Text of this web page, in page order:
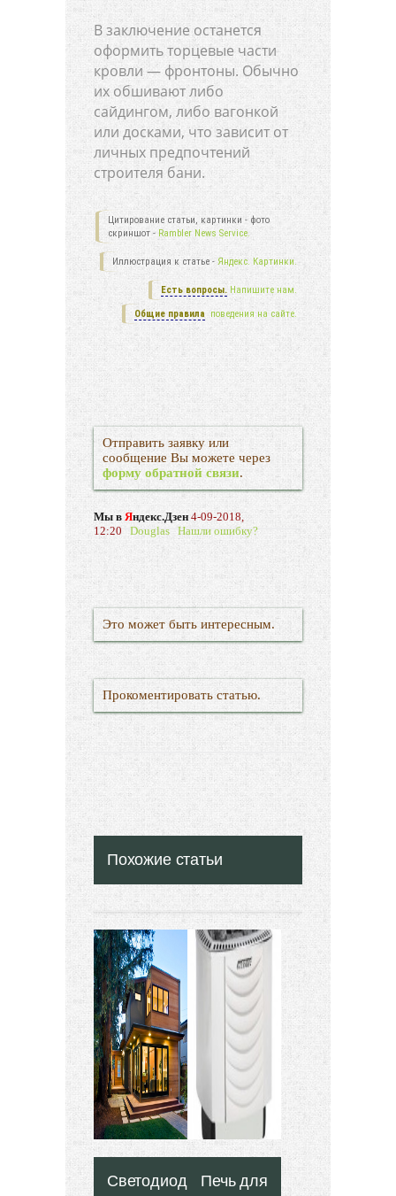
В заключение останется
оформить торцевые части
кровли — фронтоны. Обычно
их обшивают либо
сайдингом, либо вагонкой
или досками, что зависит от
личных предпочтений
строителя бани.
Цитирование статьи, картинки - фото
скриншот - Rambler News Service.
Иллюстрация к статье - Яндекс. Картинки.
Есть вопросы. Напишите нам.
Общие правила поведения на сайте.
Отправить заявку или
сообщение Вы можете через
форму обратной связи.
Мы в Яндекс.Дзен 4-09-2018,
12:20 Douglas Нашли ошибку?
Это может быть интересным.
Прокоментировать статью.
Похожие статьи
СветодиодныеПечь для